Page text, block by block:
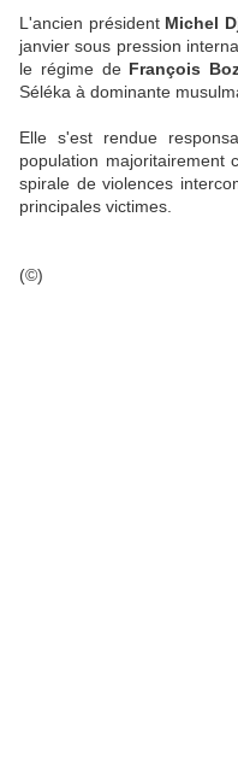
L'ancien président Michel
janvier sous pression
le régime de François
Séléka à dominante
Elle s'est rendue
population majoritairement
spirale de violences
principales victimes.
(©)